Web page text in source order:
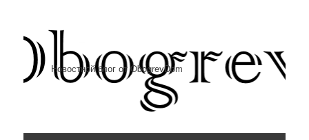
Новостной блог от ObogrevDom